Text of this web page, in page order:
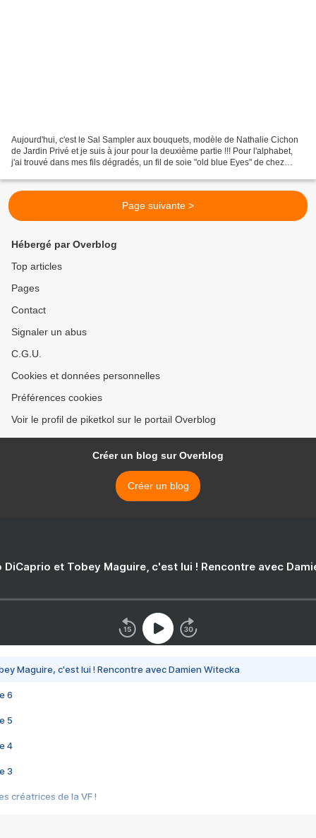
Aujourd'hui, c'est le Sal Sampler aux bouquets, modèle de Nathalie Cichon
de Jardin Privé et je suis à jour pour la deuxième partie !!! Pour l'alphabet,
j'ai trouvé dans mes fils dégradés, un fil de soie "old blue Eyes" de chez
Page suivante >
Hébergé par Overblog
Top articles
Pages
Contact
Signaler un abus
C.G.U.
Cookies et données personnelles
Préférences cookies
Voir le profil de piketkol sur le portail Overblog
Créer un blog sur Overblog
Créer un blog
DiCaprio et Tobey Maguire, c'est lui ! Rencontre avec
Maguire, c'est lui ! Rencontre avec Damien Witecka
6
5
4
3
créatrices de la VF !